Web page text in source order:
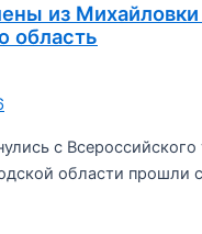
из Михайловки
область
с Всероссийского
области прошли